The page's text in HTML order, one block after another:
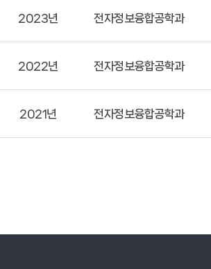
2023년 전자정보융합공학과
2022년 전자정보융합공학과
2021년 전자정보융합공학과